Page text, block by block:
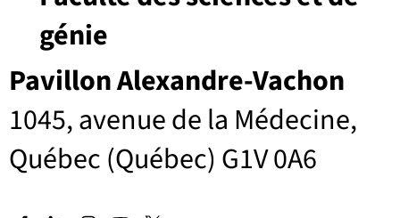
Pavillon Alexandre-Vachon
1045, avenue de la Médecine,
Québec (Québec) G1V 0A6
génie